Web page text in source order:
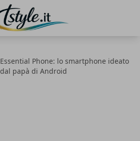
Essential Phone: lo smartphone ideato
dal papà di Android